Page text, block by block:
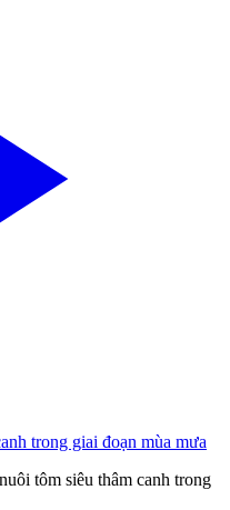
trong giai đoạn mùa mưa
tôm siêu thâm canh trong